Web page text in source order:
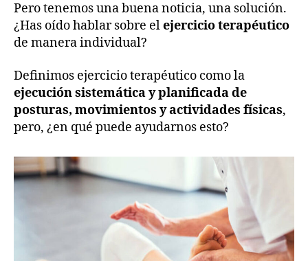
Pero tenemos una buena noticia, una solución.
¿Has oído hablar sobre elejercicio terapéutico
de manera individual?
Definimos ejercicio terapéutico como la
ejecución sistemática y planificada de
posturas, movimientos y actividades físicas,
pero, ¿en qué puede ayudarnos esto?